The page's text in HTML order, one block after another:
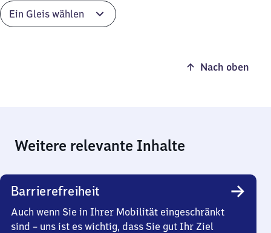
Nach oben
Weitere relevante Inhalte
Barrierefreiheit
Auch wenn Sie in Ihrer Mobilität eingeschränkt
sind – uns ist es wichtig, dass Sie gut Ihr Ziel